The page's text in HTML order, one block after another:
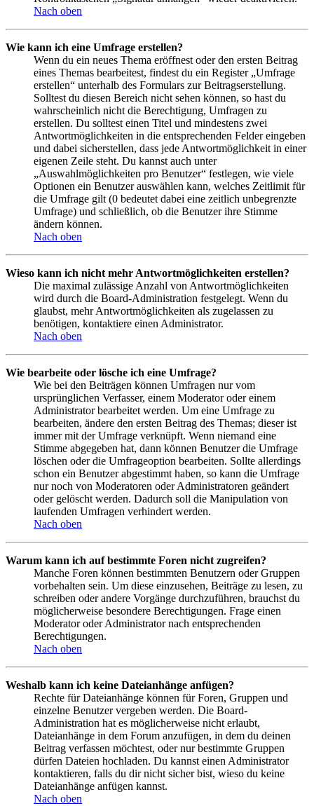
Nach oben
Wie kann ich eine Umfrage erstellen?
Wenn du ein neues Thema eröffnest oder den ersten Beitrag
eines Themas bearbeitest, findest du ein Register „Umfrage
erstellen“ unterhalb des Formulars zur Beitragserstellung.
Solltest du diesen Bereich nicht sehen können, so hast du
wahrscheinlich nicht die Berechtigung, Umfragen zu
erstellen. Du solltest einen Titel und mindestens zwei
Antwortmöglichkeiten in die entsprechenden Felder eingeben
und dabei sicherstellen, dass jede Antwortmöglichkeit in einer
eigenen Zeile steht. Du kannst auch unter
„Auswahlmöglichkeiten pro Benutzer“ festlegen, wie viele
Optionen ein Benutzer auswählen kann, welches Zeitlimit für
die Umfrage gilt (0 bedeutet dabei eine zeitlich unbegrenzte
Umfrage) und schließlich, ob die Benutzer ihre Stimme
ändern können.
Nach oben
Wieso kann ich nicht mehr Antwortmöglichkeiten erstellen?
Die maximal zulässige Anzahl von Antwortmöglichkeiten
wird durch die Board-Administration festgelegt. Wenn du
glaubst, mehr Antwortmöglichkeiten als zugelassen zu
benötigen, kontaktiere einen Administrator.
Nach oben
Wie bearbeite oder lösche ich eine Umfrage?
Wie bei den Beiträgen können Umfragen nur vom
ursprünglichen Verfasser, einem Moderator oder einem
Administrator bearbeitet werden. Um eine Umfrage zu
bearbeiten, ändere den ersten Beitrag des Themas; dieser ist
immer mit der Umfrage verknüpft. Wenn niemand eine
Stimme abgegeben hat, dann können Benutzer die Umfrage
löschen oder die Umfrageoption bearbeiten. Sollte allerdings
schon ein Benutzer abgestimmt haben, so kann die Umfrage
nur noch von Moderatoren oder Administratoren geändert
oder gelöscht werden. Dadurch soll die Manipulation von
laufenden Umfragen verhindert werden.
Nach oben
Warum kann ich auf bestimmte Foren nicht zugreifen?
Manche Foren können bestimmten Benutzern oder Gruppen
vorbehalten sein. Um diese einzusehen, Beiträge zu lesen, zu
schreiben oder andere Vorgänge durchzuführen, brauchst du
möglicherweise besondere Berechtigungen. Frage einen
Moderator oder Administrator nach entsprechenden
Berechtigungen.
Nach oben
Weshalb kann ich keine Dateianhänge anfügen?
Rechte für Dateianhänge können für Foren, Gruppen und
einzelne Benutzer vergeben werden. Die Board-
Administration hat es möglicherweise nicht erlaubt,
Dateianhänge in dem Forum anzufügen, in dem du deinen
Beitrag verfassen möchtest, oder nur bestimmte Gruppen
dürfen Dateien hochladen. Du kannst einen Administrator
kontaktieren, falls du dir nicht sicher bist, wieso du keine
Dateianhänge anfügen kannst.
Nach oben